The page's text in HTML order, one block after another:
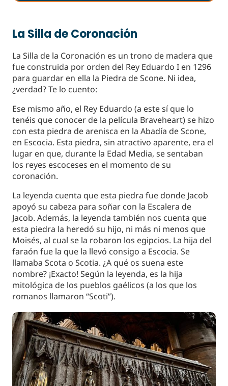
La Silla de Coronación
La Silla de la Coronación es un trono de madera que
fue construida por orden del Rey Eduardo I en 1296
para guardar en ella la Piedra de Scone. Ni idea,
¿verdad? Te lo cuento:
Ese mismo año, el Rey Eduardo (a este sí que lo
tenéis que conocer de la película Braveheart) se hizo
con esta piedra de arenisca en la Abadía de Scone,
en Escocia. Esta piedra, sin atractivo aparente, era el
lugar en que, durante la Edad Media, se sentaban
los reyes escoceses en el momento de su
coronación.
La leyenda cuenta que esta piedra fue donde Jacob
apoyó su cabeza para soñar con la Escalera de
Jacob. Además, la leyenda también nos cuenta que
esta piedra la heredó su hijo, ni más ni menos que
Moisés, al cual se la robaron los egipcios. La hija del
faraón fue la que la llevó consigo a Escocia. Se
llamaba Scota o Scotia. ¿A qué os suena este
nombre? ¡Exacto! Según la leyenda, es la hija
mitológica de los pueblos gaélicos (a los que los
romanos llamaron “Scoti”).